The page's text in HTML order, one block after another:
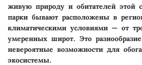
живую природу и обитателей этой
парки бывают расположены в
климатическими условиями — от
умеренных широт. Это разнообразие
невероятные возможности для
экосистемы.